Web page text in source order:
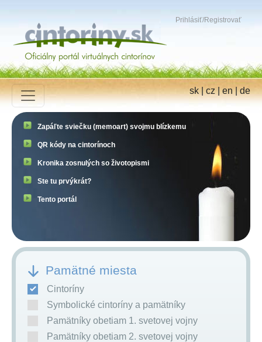
Prihlásiť/Registrovať
sk|cz|en|de
Zapáľte sviečku (memoart) svojmu blízkemu
QR kódy na cintorínoch
Kronika zosnulých so životopismi
Ste tu prvýkrát?
Tento portál
Pamätné miesta
Cintoríny
Symbolické cintoríny a pamätníky
Pamätníky obetiam 1. svetovej vojny
Pamätníky obetiam 2. svetovej vojny